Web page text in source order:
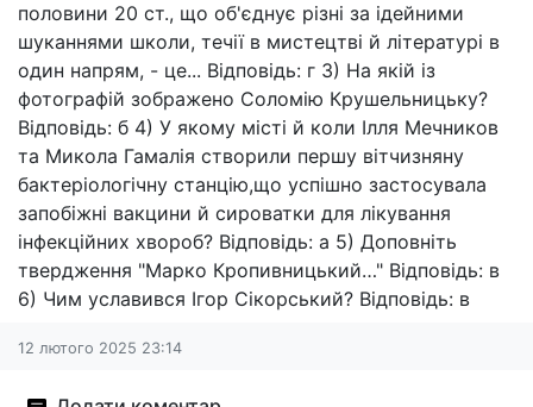
половини 20 ст., що об'єднує різні за ідейними
шуканнями школи, течії в мистецтві й літературі в
один напрям, - це... Відповідь: г 3) На якій із
фотографій зображено Соломію Крушельницьку?
Відповідь: б 4) У якому місті й коли Ілля Мечников
та Микола Гамалія створили першу вітчизняну
бактеріологічну станцію,що успішно застосувала
запобіжні вакцини й сироватки для лікування
інфекційних хвороб? Відповідь: а 5) Доповніть
твердження "Марко Кропивницький…" Відповідь: в
6) Чим уславився Ігор Сікорський? Відповідь: в
12 лютого 2025 23:14